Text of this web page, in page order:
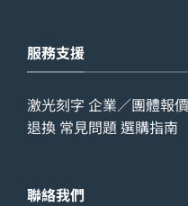
服務支援
激光刻字 企業／團體報價
退換 常見問題 選購指南
聯絡我們